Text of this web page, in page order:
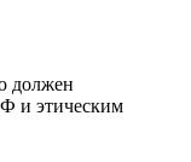
должен
и этическим